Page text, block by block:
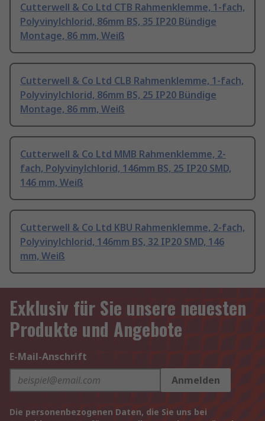
Cutterwell & Co Ltd CTB Rahmenklemme, 1-fach,
Polyvinylchlorid, 86mm BS, 35 IP20 Bündige
Montage, 86 mm, Weiß
Cutterwell & Co Ltd CLB Rahmenklemme, 1-fach,
Polyvinylchlorid, 86mm BS, 25 IP20 Bündige
Montage, 86 mm, Weiß
Cutterwell & Co Ltd MMB Rahmenklemme, 2-
fach, Polyvinylchlorid, 146mm BS, 25 IP20 SMD,
146 mm, Weiß
Cutterwell & Co Ltd KBU Rahmenklemme, 2-fach,
Polyvinylchlorid, 146mm BS, 32 IP20 SMD, 146
mm, Weiß
Exklusiv für Sie unsere neuesten
Produkte und Angebote
E-Mail-Anschrift
Anmelden
Die personenbezogenen Daten, die Sie uns bei